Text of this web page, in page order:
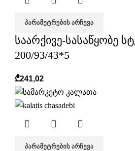
ᲞᲐᲠᲐᲛᲔᲢᲠᲔᲑᲘᲡ ᲐᲠᲩᲔᲕᲐ
საარქივე-სასაწყობე
200/93/43*5
₾241,02
ᲞᲐᲠᲐᲛᲔᲢᲠᲔᲑᲘᲡ ᲐᲠᲩᲔᲕᲐ